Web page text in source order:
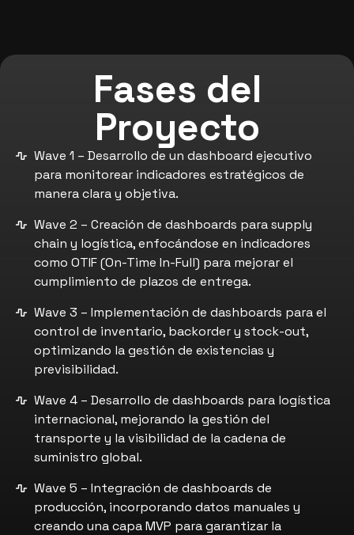
Fases del
Proyecto
Wave 1 – Desarrollo de un dashboard ejecutivo
para monitorear indicadores estratégicos de
manera clara y objetiva.
Wave 2 – Creación de dashboards para supply
chain y logística, enfocándose en indicadores
como OTIF (On-Time In-Full) para mejorar el
cumplimiento de plazos de entrega.
Wave 3 – Implementación de dashboards para el
control de inventario, backorder y stock-out,
optimizando la gestión de existencias y
previsibilidad.
Wave 4 – Desarrollo de dashboards para logística
internacional, mejorando la gestión del
transporte y la visibilidad de la cadena de
suministro global.
Wave 5 – Integración de dashboards de
producción, incorporando datos manuales y
creando una capa MVP para garantizar la